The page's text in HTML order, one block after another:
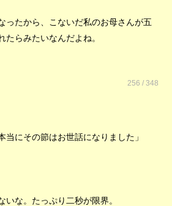
ったから、こないだ私のお母さんが五
らみたいなんだよね。
256 / 348
当にその節はお世話になりました」
いな。たっぷり二秒が限界。